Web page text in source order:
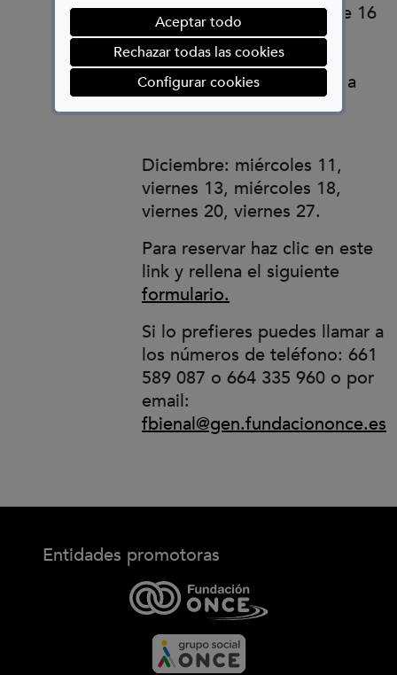
Aceptar todo
Rechazar todas las cookies
Configurar cookies(abre en ventana
• Público joven a partir de 16
años.
• Aforo: 10 personas.
• Horario y fechas: 13:00 a
Diciembre: miércoles 11,
viernes 13, miércoles 18,
viernes 20, viernes 27.
Para reservar haz clic en este
link y rellena el siguiente
formulario.
Si lo prefieres puedes llamar a
los números de teléfono: 661
589 087 o 664 335 960 o por
email:
fbienal@gen.fundaciononce.es
Entidades promotoras